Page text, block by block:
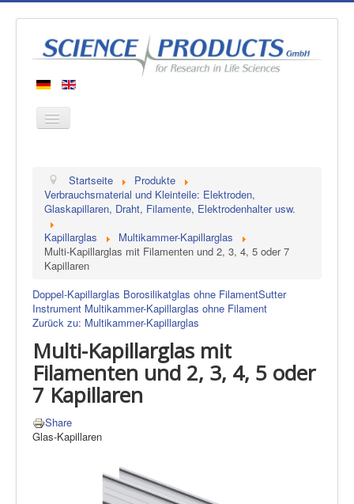
Produkte
Hersteller
Über uns
Kontakt
Startseite
Produkte
Verbrauchsmaterial und Kleinteile: Elektroden,
Glaskapillaren, Draht, Filamente, Elektrodenhalter usw.
Kapillarglas
Multikammer-Kapillarglas
Multi-Kapillarglas mit Filamenten und 2, 3, 4, 5 oder 7
Kapillaren
Doppel-Kapillarglas Borosilikatglas ohne FilamentSutter
Instrument Multikammer-Kapillarglas ohne Filament
Zurück zu: Multikammer-Kapillarglas
Multi-Kapillarglas mit
Filamenten und 2, 3, 4, 5 oder
7 Kapillaren
Share
Glas-Kapillaren